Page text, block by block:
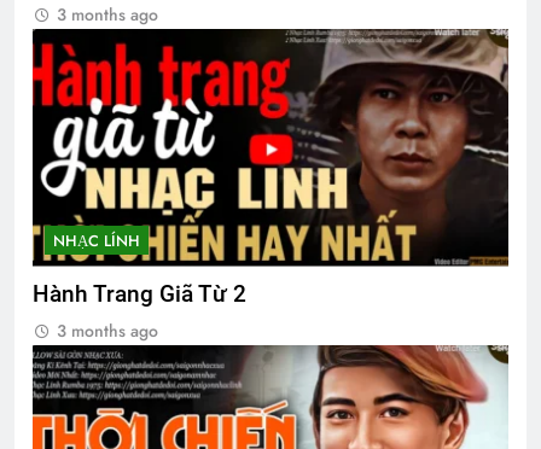
3 months ago
NHẠC LÍNH
Hành Trang Giã Từ 2
3 months ago